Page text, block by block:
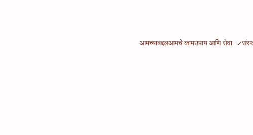
आमच्याबद्दलआमचे कामउपाय आणि सेवा